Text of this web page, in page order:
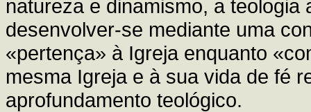
natureza e dinamismo, a
desenvolver-se mediante uma
«pertença» à Igreja enquanto
mesma Igreja e à sua vida de fé
aprofundamento teológico.